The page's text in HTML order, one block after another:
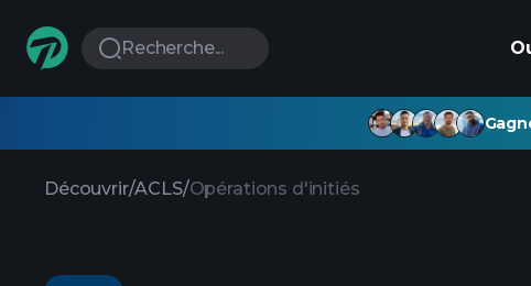
Recherche...
Découvrir/ACLS/Opérations d'initiés